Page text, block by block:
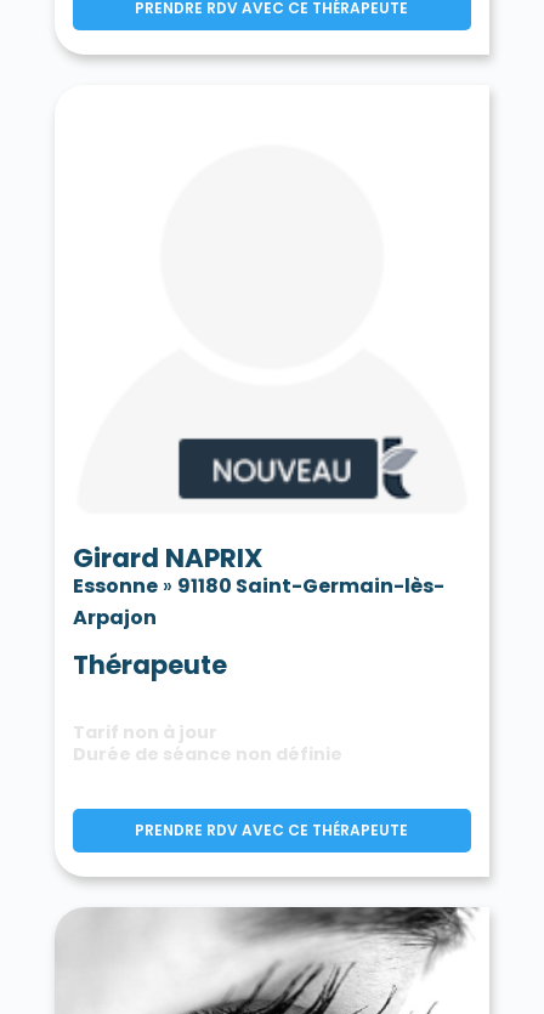
PRENDRE RDV AVEC CE THÉRAPEUTE
Girard NAPRIX
Essonne» 91180 Saint-Germain-lès-
Arpajon
Thérapeute
Tarif non à jour
Durée de séance non définie
PRENDRE RDV AVEC CE THÉRAPEUTE